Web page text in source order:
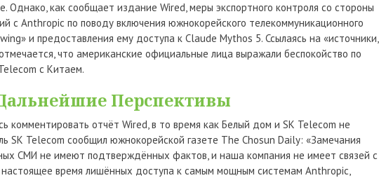
Однако, как сообщает издание Wired, меры экспортного контроля со стороны
с Anthropic по поводу включения южнокорейского телекоммуникационного
и предоставления ему доступа к Claude Mythos 5. Ссылаясь на «источники,
что американские официальные лица выражали беспокойство по
с Китаем.
Перспективы
комментировать отчёт Wired, в то время как Белый дом и SK Telecom не
SK Telecom сообщил южнокорейской газете The Chosun Daily: «Замечания
СМИ не имеют подтверждённых фактов, и наша компания не имеет связей с
время лишённых доступа к самым мощным системам Anthropic,